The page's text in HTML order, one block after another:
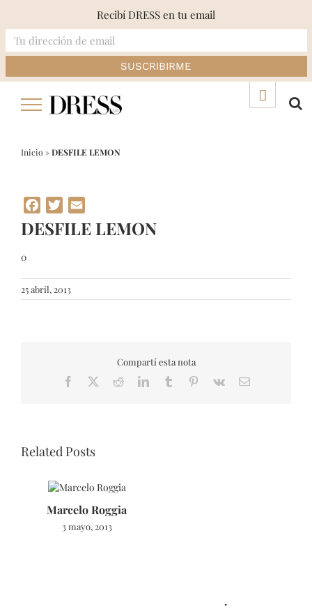
Inicio »DESFILE LEMON
Facebook
Twitter
DESFILE LEMON
0
25 abril, 2013
Compartí esta nota
Facebook RedditLinkedInTumblr Pinterest
Vk Email
Related Posts
Marcelo Roggia
3 mayo, 2013
.
Recibí DRESS en tu email